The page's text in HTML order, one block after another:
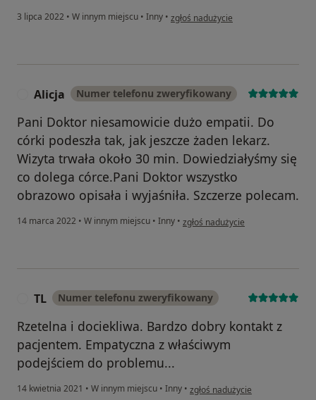
3 lipca 2022 • W innym miejscu • Inny • w opinii użytkownika Ape
zgłoś nadużycie
Alicja Numer telefonu zweryfikowany
Pani Doktor niesamowicie dużo empatii. Do
córki podeszła tak, jak jeszcze żaden lekarz.
Wizyta trwała około 30 min. Dowiedziałyśmy się
co dolega córce.Pani Doktor wszystko
obrazowo opisała i wyjaśniła. Szczerze polecam.
14 marca 2022 • W innym miejscu • Inny • w opinii użytkownika Alicja
zgłoś nadużycie
TL Numer telefonu zweryfikowany
Rzetelna i dociekliwa. Bardzo dobry kontakt z
pacjentem. Empatyczna z właściwym
podejściem do problemu...
14 kwietnia 2021 • W innym miejscu • Inny • w opinii użytkownika TL
zgłoś nadużycie